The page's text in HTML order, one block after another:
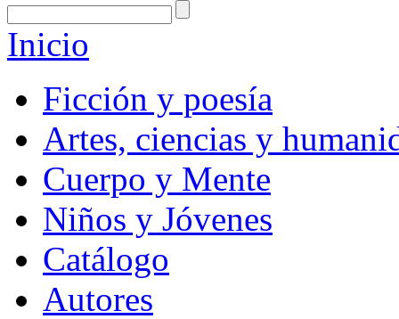
Inicio
Ficción y poesía
Artes, ciencias y
Cuerpo y Mente
Niños y Jóvenes
Catálogo
Autores